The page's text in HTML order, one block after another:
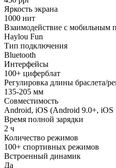
Яркость экрана
1000 нит
Взаимодействие с мобильным
Haylou Fun
Тип подключения
Bluetooth
Интерфейсы
100+ циферблат
Регулировка длины браслета/
135-205 мм
Совместимость
Android, iOS (Android 9.0+, iOS
Время полной зарядки
2 ч
Количество режимов
100+ спортивных режимов
Встроенный динамик
Да